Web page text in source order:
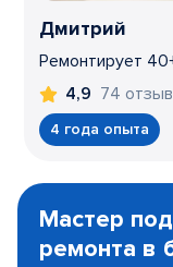
Дмитрий
Ремонтирует
4,9 74
4 года опыта
1
Мастер
ремонта в